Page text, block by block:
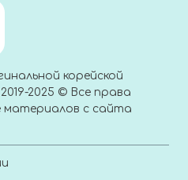
корейской
2025 © Все права
материалов с сайта